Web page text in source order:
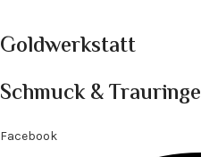
Goldwerkstatt
Schmuck & Trauringe
Facebook